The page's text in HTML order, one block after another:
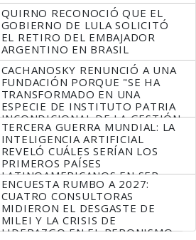
QUIRNO RECONOCIÓ QUE EL
GOBIERNO DE LULA SOLICITÓ
EL RETIRO DEL EMBAJADOR
ARGENTINO EN BRASIL
CACHANOSKY RENUNCIÓ A UNA
FUNDACIÓN PORQUE "SE HA
TRANSFORMADO EN UNA
ESPECIE DE INSTITUTO PATRIA
INCONDICIONAL DE LA GESTIÓN
DE MILEI"
TERCERA GUERRA MUNDIAL: LA
INTELIGENCIA ARTIFICIAL
REVELÓ CUÁLES SERÍAN LOS
PRIMEROS PAÍSES
LATINOAMERICANOS EN SER
DERROTADOS
ENCUESTA RUMBO A 2027:
CUATRO CONSULTORAS
MIDIERON EL DESGASTE DE
MILEI Y LA CRISIS DE
LIDERAZGO EN EL PERONISMO